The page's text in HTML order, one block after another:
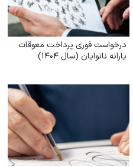
درخواست فوری پرداخت معوقات
یارانه نانوایان (سال ۱۴۰۴)